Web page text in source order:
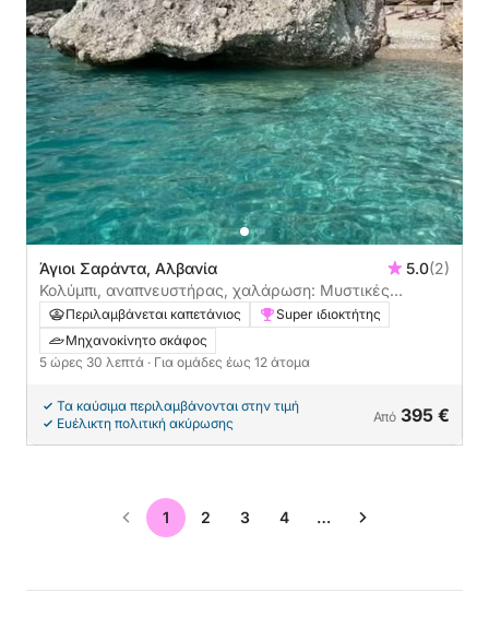
Άγιοι Σαράντα, Αλβανία 5.0(2)
Κολύμπι, αναπνευστήρας, χαλάρωση: Μυστικές
παραλίες και κρουαζιέρα στο σπήλαιο των χελωνών
Περιλαμβάνεται καπετάνιος
Super ιδιοκτήτης
Μηχανοκίνητο σκάφος
5 ώρες 30 λεπτά · Για ομάδες έως 12 άτομα
Τα καύσιμα περιλαμβάνονται στην τιμή
Ευέλικτη πολιτική ακύρωσης
Από 395 €
1 2 3 4 …